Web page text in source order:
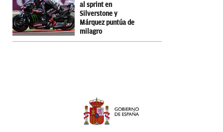
al sprint en
Silverstone y
Márquez puntúa de
milagro